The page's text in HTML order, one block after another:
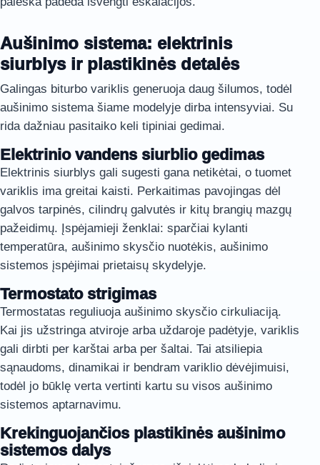
Aušinimo sistema: elektrinis
siurblys ir plastikinės detalės
Galingas biturbo variklis generuoja daug šilumos, todėl
aušinimo sistema šiame modelyje dirba intensyviai. Su
rida dažniau pasitaiko keli tipiniai gedimai.
Elektrinio vandens siurblio gedimas
Elektrinis siurblys gali sugesti gana netikėtai, o tuomet
variklis ima greitai kaisti. Perkaitimas pavojingas dėl
galvos tarpinės, cilindrų galvutės ir kitų brangių mazgų
pažeidimų. Įspėjamieji ženklai: sparčiai kylanti
temperatūra, aušinimo skysčio nuotėkis, aušinimo
sistemos įspėjimai prietaisų skydelyje.
Termostato strigimas
Termostatas reguliuoja aušinimo skysčio cirkuliaciją.
Kai jis užstringa atviroje arba uždaroje padėtyje, variklis
gali dirbti per karštai arba per šaltai. Tai atsiliepia
sąnaudoms, dinamikai ir bendram variklio dėvėjimuisi,
todėl jo būklę verta vertinti kartu su visos aušinimo
sistemos aptarnavimu.
Krekinguojančios plastikinės aušinimo
sistemos dalys